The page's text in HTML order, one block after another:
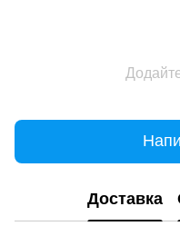
Доставка